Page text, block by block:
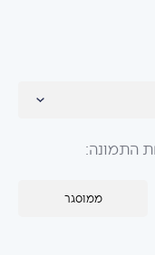
התמונה:
ממוסגר